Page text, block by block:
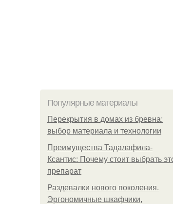
Популярные материалы
Перекрытия в домах из бревна:
выбор материала и технологии
Преимущества Тадалафила-
Ксантис: Почему стоит выбрать
препарат
Раздевалки нового поколения.
Эргономичные шкафчики,